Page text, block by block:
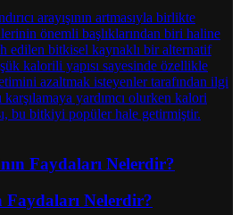
Faydaları Nelerdir?
Faydaları Nelerdir?